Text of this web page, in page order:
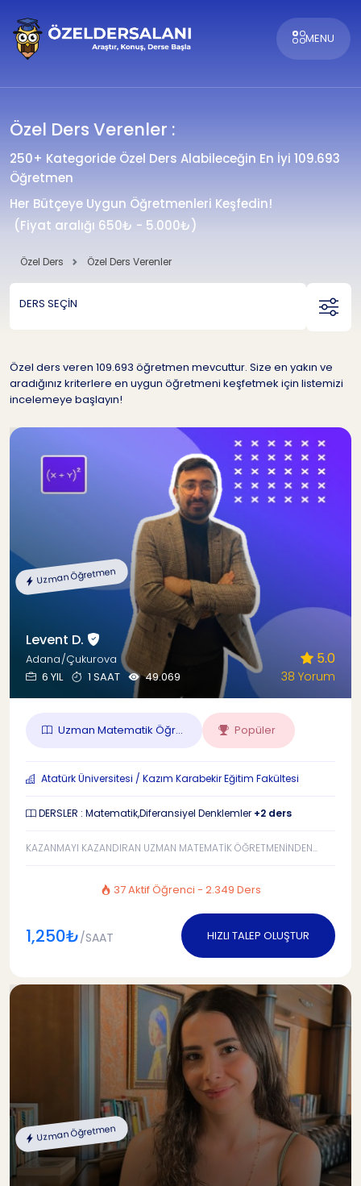
MENU
Özel Ders Verenler :
250+ Kategoride Özel Ders Alabileceğin En İyi 109.693
Öğretmen
Her Bütçeye Uygun Öğretmenleri Keşfedin!
(Fiyat aralığı 650₺ - 5.000₺)
Özel Ders Özel Ders Verenler
DERS SEÇİN
Özel ders veren 109.693 öğretmen mevcuttur. Size en yakın ve
aradığınız kriterlere en uygun öğretmeni keşfetmek için listemizi
incelemeye başlayın!
Uzman Öğretmen
Levent D.
Adana/Çukurova
6 YIL
1 SAAT 49.069
5.0
38 Yorum
Uzman Matematik Öğr... Popüler
Atatürk Üniversitesi / Kazım Karabekir Eğitim Fakültesi
DERSLER : Matematik,Diferansiyel Denklemler +2 ders
KAZANMAYI KAZANDIRAN UZMAN MATEMATİK ÖĞRETMENİNDEN...
37 Aktif Öğrenci - 2.349 Ders
1,250₺/SAAT HIZLI TALEP OLUŞTUR
Uzman Öğretmen